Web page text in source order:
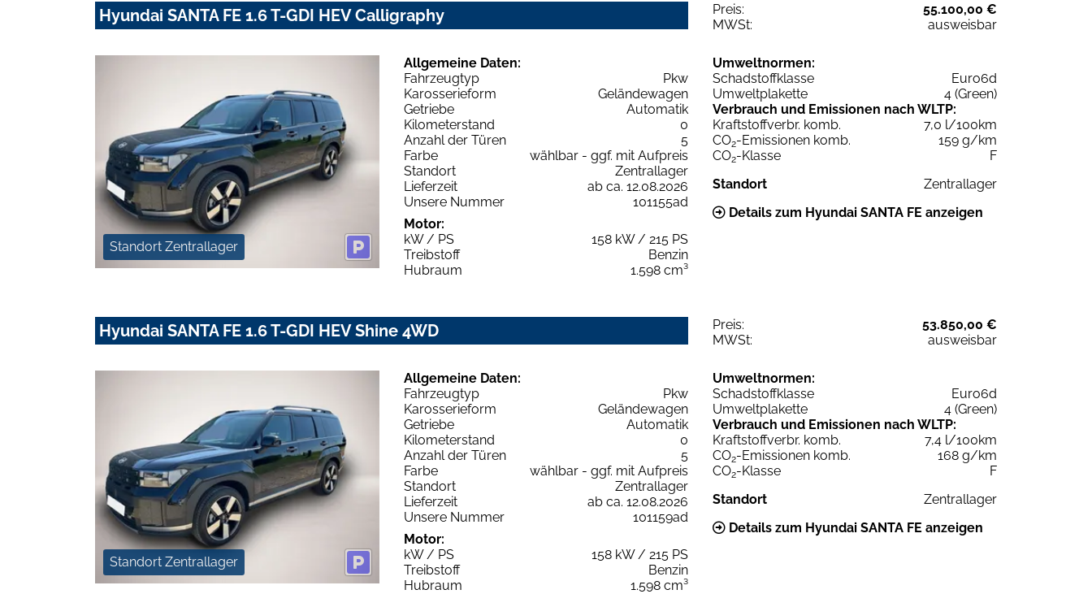
Hyundai SANTA FE 1.6 T-GDI HEV Calligraphy Preis:
55.100,00 €
MWSt:
ausweisbar
Standort Zentrallager
Allgemeine Daten:
Fahrzeugtyp
Pkw
Karosserieform
Geländewagen
Getriebe
Automatik
Kilometerstand
0
Anzahl der Türen
5
Farbe
wählbar - ggf. mit Aufpreis
Standort
Zentrallager
Lieferzeit
ab ca. 12.08.2026
Unsere Nummer
101155ad
Motor:
kW / PS
158 kW / 215 PS
Treibstoff
Benzin
Hubraum
1.598 cm³
Umweltnormen:
Schadstoffklasse
Euro6d
Umweltplakette
4 (Green)
Verbrauch und Emissionen nach WLTP:
Kraftstoffverbr. komb.
7,0 l/100km
CO2-Emissionen komb.
159 g/km
CO2-Klasse
F
Standort
Zentrallager
Details zum Hyundai SANTA FE anzeigen
Hyundai SANTA FE 1.6 T-GDI HEV Shine 4WD Preis:
53.850,00 €
MWSt:
ausweisbar
Standort Zentrallager
Allgemeine Daten:
Fahrzeugtyp
Pkw
Karosserieform
Geländewagen
Getriebe
Automatik
Kilometerstand
0
Anzahl der Türen
5
Farbe
wählbar - ggf. mit Aufpreis
Standort
Zentrallager
Lieferzeit
ab ca. 12.08.2026
Unsere Nummer
101159ad
Motor:
kW / PS
158 kW / 215 PS
Treibstoff
Benzin
Hubraum
1.598 cm³
Umweltnormen:
Schadstoffklasse
Euro6d
Umweltplakette
4 (Green)
Verbrauch und Emissionen nach WLTP:
Kraftstoffverbr. komb.
7,4 l/100km
CO2-Emissionen komb.
168 g/km
CO2-Klasse
F
Standort
Zentrallager
Details zum Hyundai SANTA FE anzeigen